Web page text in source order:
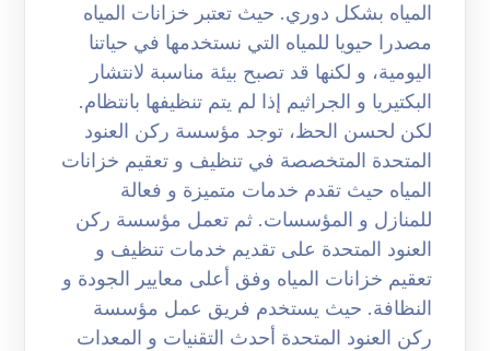
المياه بشكل دوري. حيث تعتبر خزانات المياه
مصدرا حيويا للمياه التي نستخدمها في حياتنا
اليومية، و لكنها قد تصبح بيئة مناسبة لانتشار
البكتيريا و الجراثيم إذا لم يتم تنظيفها بانتظام.
لكن لحسن الحظ، توجد مؤسسة ركن العنود
المتحدة المتخصصة في تنظيف و تعقيم خزانات
المياه حيث تقدم خدمات متميزة و فعالة
للمنازل و المؤسسات. ثم تعمل مؤسسة ركن
العنود المتحدة على تقديم خدمات تنظيف و
تعقيم خزانات المياه وفق أعلى معايير الجودة و
النظافة. حيث يستخدم فريق عمل مؤسسة
ركن العنود المتحدة أحدث التقنيات و المعدات